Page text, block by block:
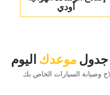
أودي‏
‏جدول‏‏موعدك‏ ‏اليوم‏
وصيانة السيارات الخاص بك‏